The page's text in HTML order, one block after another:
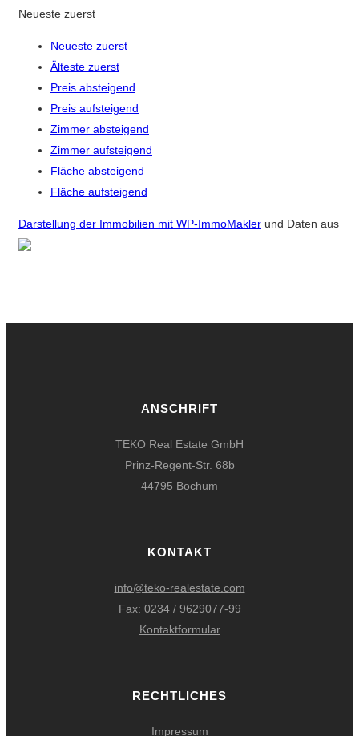
Neueste zuerst
Neueste zuerst
Älteste zuerst
Preis absteigend
Preis aufsteigend
Zimmer absteigend
Zimmer aufsteigend
Fläche absteigend
Fläche aufsteigend
Darstellung der Immobilien mit WP-ImmoMakler und Daten aus
ANSCHRIFT
TEKO Real Estate GmbH
Prinz-Regent-Str. 68b
44795 Bochum
KONTAKT
info@teko-realestate.com
Fax: 0234 / 9629077-99
Kontaktformular
RECHTLICHES
Impressum